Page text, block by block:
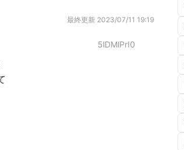
最終更新 2023/07/11 19:19
5lDMlPrI0